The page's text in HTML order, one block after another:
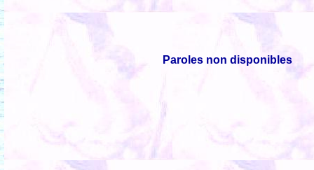
Paroles non disponibles